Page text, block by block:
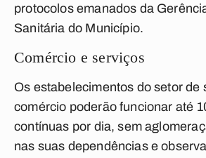
protocolos emanados da
Sanitária do Município.
Comércio e serviços
Os estabelecimentos do setor de
comércio poderão funcionar até
contínuas por dia, sem
nas suas dependências e